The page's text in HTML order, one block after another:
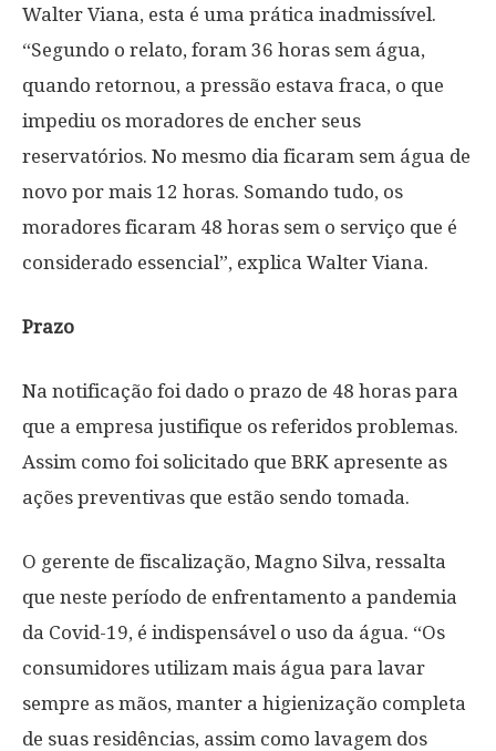
Walter Viana, esta é uma prática inadmissível.
“Segundo o relato, foram 36 horas sem água,
quando retornou, a pressão estava fraca, o que
impediu os moradores de encher seus
reservatórios. No mesmo dia ficaram sem água de
novo por mais 12 horas. Somando tudo, os
moradores ficaram 48 horas sem o serviço que é
considerado essencial”, explica Walter Viana.
Prazo
Na notificação foi dado o prazo de 48 horas para
que a empresa justifique os referidos problemas.
Assim como foi solicitado que BRK apresente as
ações preventivas que estão sendo tomada.
O gerente de fiscalização, Magno Silva, ressalta
que neste período de enfrentamento a pandemia
da Covid-19, é indispensável o uso da água. “Os
consumidores utilizam mais água para lavar
sempre as mãos, manter a higienização completa
de suas residências, assim como lavagem dos